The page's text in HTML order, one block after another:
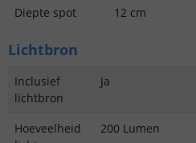
Diepte spot
12 cm
Lichtbron
Inclusief
lichtbron
Ja
Hoeveelheid
200 Lumen